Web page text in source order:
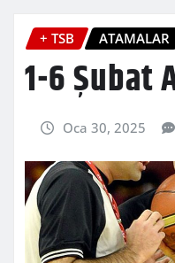
+ TSB ATAMALAR
1-6 Şubat
Oca 30, 2025